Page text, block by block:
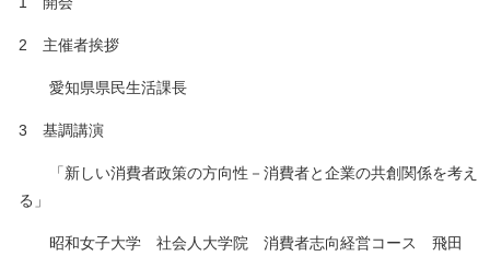
2 主催者挨拶
愛知県県民生活課長
3 基調講演
「新しい消費者政策の方向性－消費者と企業の共創関係を考え
る」
昭和女子大学 社会人大学院 消費者志向経営コース 飛田